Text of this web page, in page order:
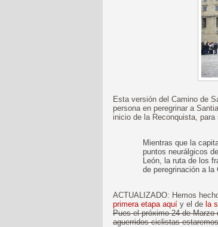
Esta versión del Camino de
persona en peregrinar a
inicio de la Reconquista,
Mientras que la
puntos neurálgicos
León, la ruta de los
de peregrinación a
ACTUALIZADO: Hemos
primera etapa aquí y el de la
Pues el próximo 24 de Marzo
aguerridos ciclistas